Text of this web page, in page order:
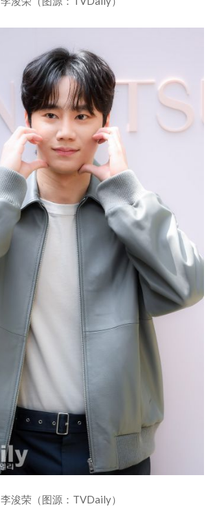
李浚荣（图源：TVDaily）